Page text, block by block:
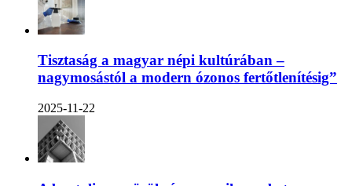
Tisztaság a magyar népi kultúrában –
nagymosástól a modern ózonos fertőtlenítésig”
2025-11-22